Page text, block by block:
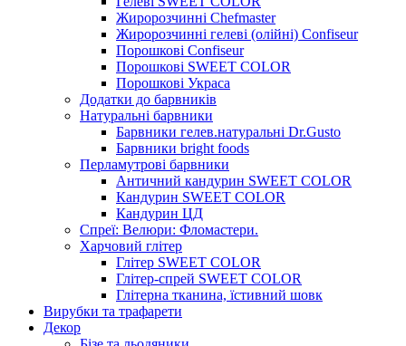
Жиророзчинні Chefmaster
Жиророзчинні гелеві (олійні) Confiseur
Порошкові Confiseur
Порошкові SWEET COLOR
Порошкові Украса
Додатки до барвників
Натуральні барвники
Барвники гелев.натуральні Dr.Gusto
Барвники bright foods
Перламутрові барвники
Античний кандурин SWEET COLOR
Кандурин SWEET COLOR
Кандурин ЦД
Спреї: Велюри: Фломастери.
Харчовий глітер
Глітер SWEET COLOR
Глітер-спрей SWEET COLOR
Глітерна тканина, їстивний шовк
Вирубки та трафарети
Декор